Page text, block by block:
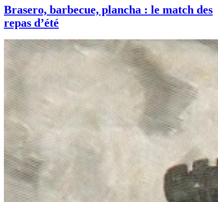
Brasero, barbecue, plancha : le match des
repas d’été